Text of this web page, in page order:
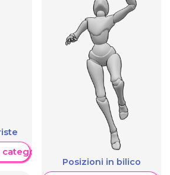
Posizioni in bilico